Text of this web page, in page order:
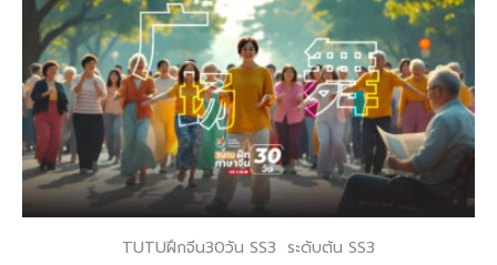
TUTUฝึกจีน30วัน SS3 ระดับต้น SS3